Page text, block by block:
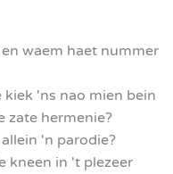
waem haet nummer
kiek 'ns nao mien bein
zate hermenie?
'n parodie?
kneen in 't plezeer